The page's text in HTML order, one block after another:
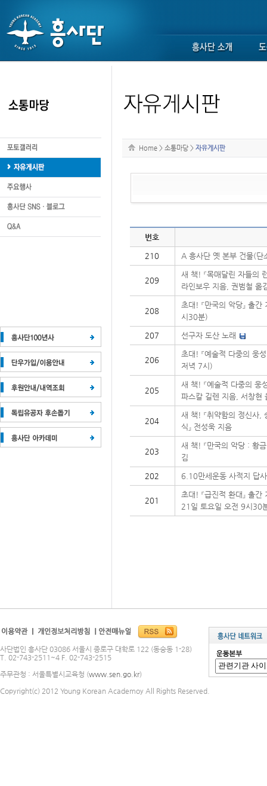
Home > 소통마당 > 자유게시판
번호
210 A 흥사단 옛 본부 건물(단
209
새 책! 『목매달린 자들의
라인보우 지음, 권범철 옮
208
초대! 『만국의 악당』 출
시30분)
207 선구자 도산 노래
206
초대! 『예술적 다중의 웅
저녁 7시)
205
새 책! 『예술적 다중의 웅
파스칼 길렌 지음, 서창현
204
새 책! 『취약함의 정신사
식』 전성욱 지음
203
새 책! 『만국의 악당 : 황
김
202 6.10만세운동 사적지 답
201
초대! 『급진적 환대』 출
21일 토요일 오전 9시30
사단법인 흥사단 03086 서울시 종로구 대학로 122 (동숭동 1-28)
T. 02-743-2511~4 F. 02-743-2515
주무관청 : 서울특별시교육청 (www.sen.go.kr)
Copyright(c) 2012 Young Korean Academoy All Rights Reserved.